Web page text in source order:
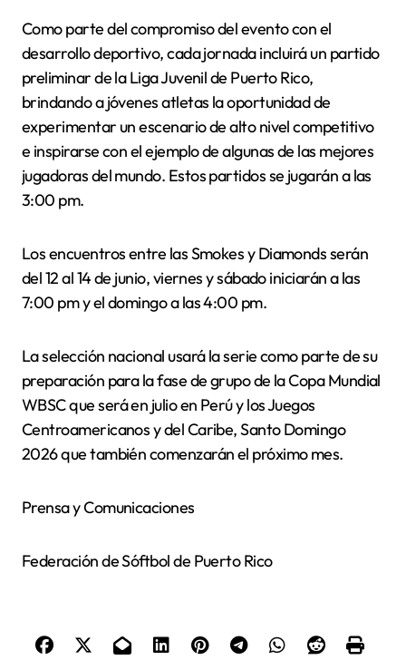
Como parte del compromiso del evento con el
desarrollo deportivo, cada jornada incluirá un partido
preliminar de la Liga Juvenil de Puerto Rico,
brindando a jóvenes atletas la oportunidad de
experimentar un escenario de alto nivel competitivo
e inspirarse con el ejemplo de algunas de las mejores
jugadoras del mundo. Estos partidos se jugarán a las
3:00 pm.
Los encuentros entre las Smokes y Diamonds serán
del 12 al 14 de junio, viernes y sábado iniciarán a las
7:00 pm y el domingo a las 4:00 pm.
La selección nacional usará la serie como parte de su
preparación para la fase de grupo de la Copa Mundial
WBSC que será en julio en Perú y los Juegos
Centroamericanos y del Caribe, Santo Domingo
2026 que también comenzarán el próximo mes.
Prensa y Comunicaciones
Federación de Sóftbol de Puerto Rico